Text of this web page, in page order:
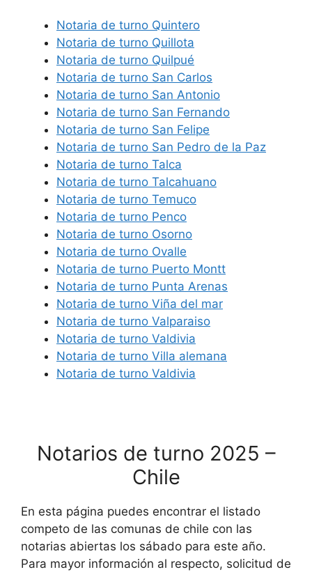
Notaria de turno Quintero
Notaria de turno Quillota
Notaria de turno Quilpué
Notaria de turno San Carlos
Notaria de turno San Antonio
Notaria de turno San Fernando
Notaria de turno San Felipe
Notaria de turno San Pedro de la Paz
Notaria de turno Talca
Notaria de turno Talcahuano
Notaria de turno Temuco
Notaria de turno Penco
Notaria de turno Osorno
Notaria de turno Ovalle
Notaria de turno Puerto Montt
Notaria de turno Punta Arenas
Notaria de turno Viña del mar
Notaria de turno Valparaiso
Notaria de turno Valdivia
Notaria de turno Villa alemana
Notaria de turno Valdivia
Notarios de turno 2025 –
Chile
En esta página puedes encontrar el listado
competo de las comunas de chile con las
notarias abiertas los sábado para este año.
Para mayor información al respecto, solicitud de